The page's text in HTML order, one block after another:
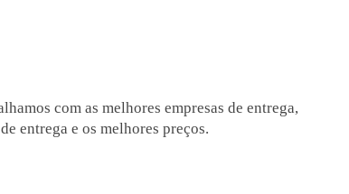
com as melhores empresas de entrega,
entrega e os melhores preços.